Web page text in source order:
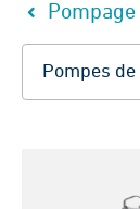
Pompage